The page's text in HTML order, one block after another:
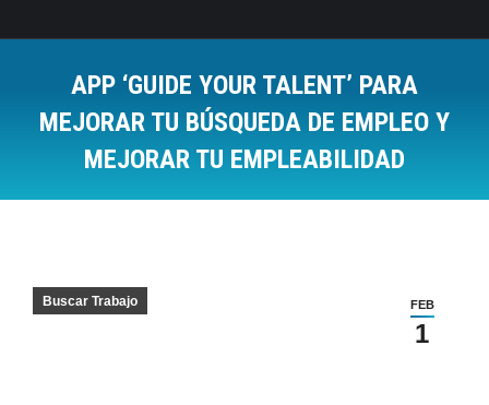
APP ‘GUIDE YOUR TALENT’ PARA
MEJORAR TU BÚSQUEDA DE EMPLEO Y
MEJORAR TU EMPLEABILIDAD
FEB
1
Buscar Trabajo